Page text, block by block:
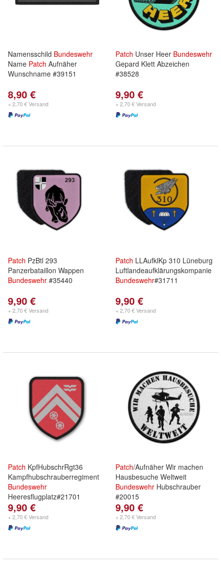
Namensschild Bundeswehr
Name Patch Aufnäher
Wunschname #39151
8,90 €
+ 2,70 € Versand
Patch Unser Heer Bundeswehr
Gepard Klett Abzeichen
#38528
9,90 €
+ 2,70 € Versand
Patch PzBtl 293
Panzerbataillon Wappen
Bundeswehr #35440
9,90 €
+ 2,70 € Versand
Patch LLAufklKp 310 Lüneburg
Luftlandeaufklärungskompanie
Bundeswehr#31711
9,90 €
+ 2,70 € Versand
Patch KpfHubschrRgt36
Kampfhubschrauberregiment
Bundeswehr
Heeresflugplatz#21701
9,90 €
+ 2,70 € Versand
Patch/Aufnäher Wir machen
Hausbesuche Weltweit
Bundeswehr Hubschrauber
#20015
9,90 €
+ 2,70 € Versand